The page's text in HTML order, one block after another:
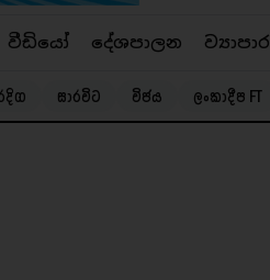
වීඩියෝ දේශපාලන ව්‍යාපාර
සාරවිට විජය ලංකාදීප FT